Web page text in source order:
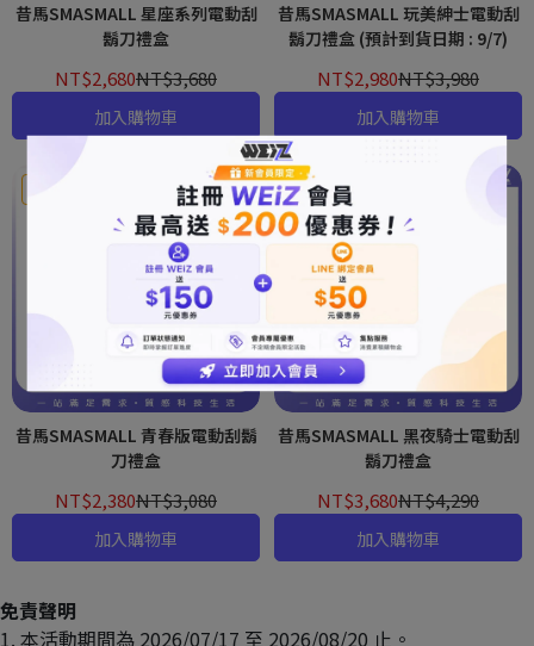
昔馬SMASMALL 星座系列電動刮
鬍刀禮盒
NT$2,680NT$3,680
加入購物車
昔馬SMASMALL 玩美紳士電動刮
鬍刀禮盒 (預計到貨日期 : 9/7)
NT$2,980NT$3,980
加入購物車
昔馬SMASMALL 青春版電動刮鬍
刀禮盒
NT$2,380NT$3,080
加入購物車
SALE
昔馬SMASMALL 黑夜騎士電動刮
鬍刀禮盒
NT$3,680NT$4,290
加入購物車
免責聲明
1. 本活動期間為 2026/07/17 至 2026/08/20 止。